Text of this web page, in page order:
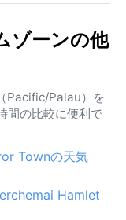
ゾーンの他
Pacific/Palau）を
間の比較に便利で
Townの天気
Hamlet